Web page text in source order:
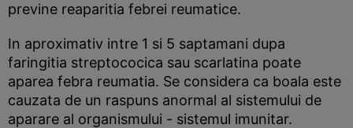
previne reaparitia febrei reumatice.
In aproximativ intre 1 si 5 saptamani dupa
faringitia streptococica sau scarlatina poate
aparea febra reumatia. Se considera ca boala este
cauzata de un raspuns anormal al sistemului de
aparare al organismului - sistemul imunitar.